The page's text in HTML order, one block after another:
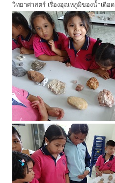
วิทยาศาสตร์ เรื่องอุณหภูมิของน้ำเดือด